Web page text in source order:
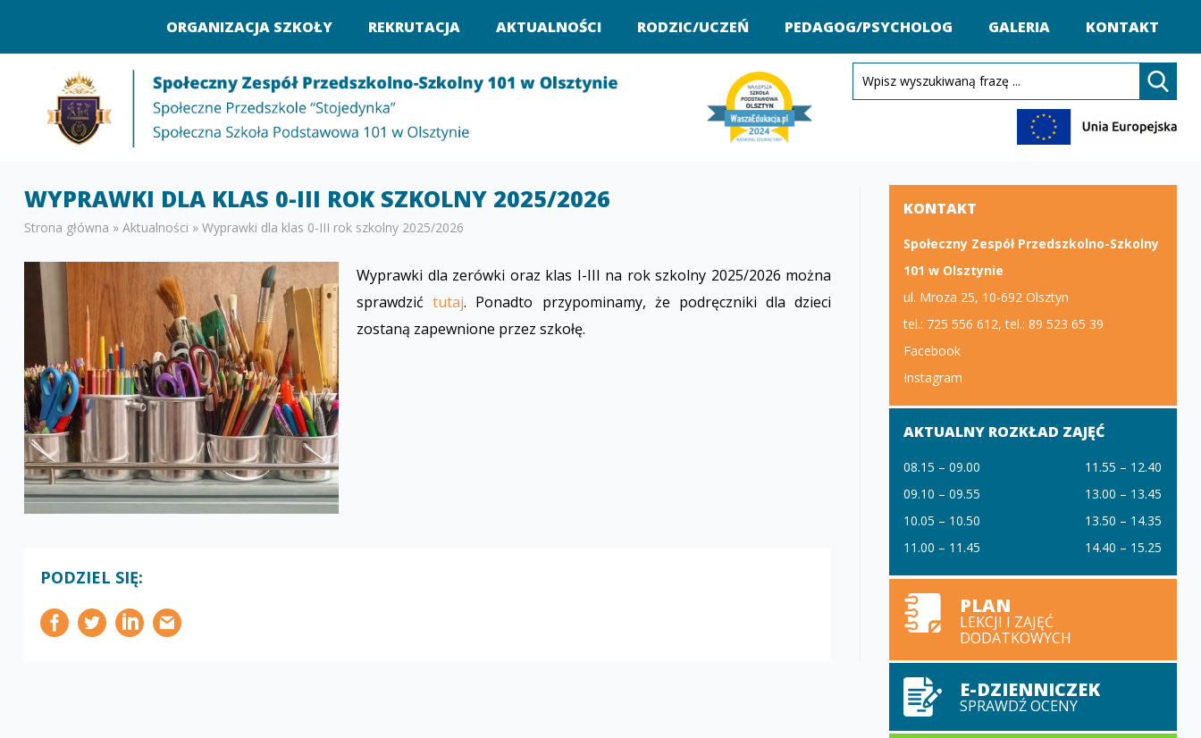
ORGANIZACJA SZKOŁY REKRUTACJA AKTUALNOŚCI RODZIC/UCZEŃ PEDAGOG/PSYCHOLOG GALERIA KONTAKT
WYPRAWKI DLA KLAS 0-III ROK SZKOLNY 2025/2026
Strona główna » Aktualności » Wyprawki dla klas 0-III rok szkolny 2025/2026
Wyprawki dla zerówki oraz klas I-III na rok szkolny 2025/2026 można
sprawdzićtutaj. Ponadto przypominamy, że podręczniki dla dzieci
zostaną zapewnione przez szkołę.
PODZIEL SIĘ:
KONTAKT
Społeczny Zespół Przedszkolno-Szkolny
101 w Olsztynie
ul. Mroza 25, 10-692 Olsztyn
tel.: 725 556 612, tel.: 89 523 65 39
Facebook
Instagram
AKTUALNY ROZKŁAD ZAJĘĆ
08.15 – 09.00
09.10 – 09.55
10.05 – 10.50
11.00 – 11.45
11.55 – 12.40
13.00 – 13.45
13.50 – 14.35
14.40 – 15.25
PLAN
LEKCJI I ZAJĘĆ
DODATKOWYCH
E-DZIENNICZEK
SPRAWDŹ OCENY